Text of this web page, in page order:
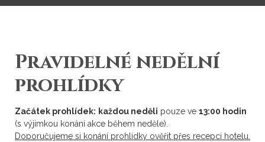
Pravidelné nedělní
prohlídky
Začátek prohlídek: každou neděli pouze ve 13:00 hodin
(s výjimkou konání akce během neděle).
Doporučujeme si konání prohlídky ověřit přes recepci hotelu.